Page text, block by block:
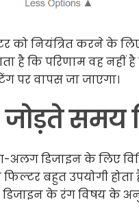
को नियंत्रित करने के
है कि परिणाम वह नहीं है
पर वापस जा जाएगा।
समय
डिजाइन के लिए
बहुत उपयोगी होता
डिजाइन के रंग विषय के